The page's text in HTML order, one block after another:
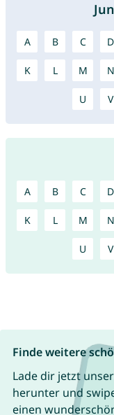
A B C D
K L M N
U V
A B C D
K L M N
U V
Finde weitere
Lade dir jetzt
herunter und
einen